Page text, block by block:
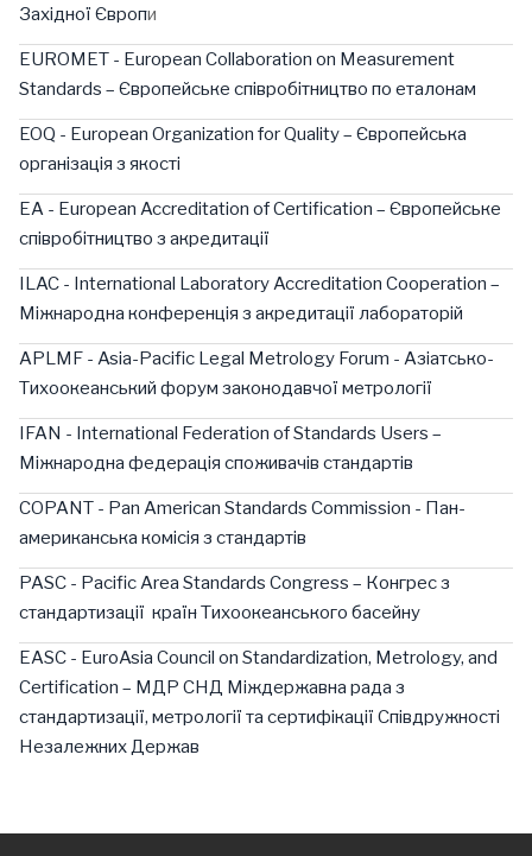
Західної Європи
EUROMET - European Collaboration on Measurement
Standards – Європейське співробітництво по еталонам
EOQ - European Organization for Quality – Європейська
організація з якості
EA - European Accreditation of Certification – Європейське
співробітництво з акредитації
ILAC - International Laboratory Accreditation Cooperation –
Міжнародна конференція з акредитації лабораторій
APLMF - Asia-Pacific Legal Metrology Forum - Азіатсько-
Тихоокеанський форум законодавчої метрології
IFAN - International Federation of Standards Users –
Міжнародна федерація споживачів стандартів
COPANT - Pan American Standards Commission - Пан-
американська комісія з стандартів
PASC - Pacific Area Standards Congress – Конгрес з
стандартизації країн Тихоокеанського басейну
EASC - EuroAsia Council on Standardization, Metrology, and
Certification – МДР СНД Міждержавна рада з
стандартизації, метрології та сертифікації Співдружності
Незалежних Держав